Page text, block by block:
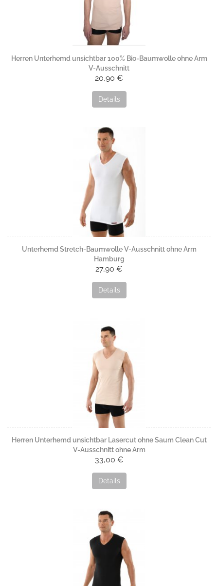
Herren Unterhemd unsichtbar 100% Bio-Baumwolle ohne Arm
V-Ausschnitt
20,90 €
Details
Unterhemd Stretch-Baumwolle V-Ausschnitt ohne Arm
Hamburg
27,90 €
Details
Herren Unterhemd unsichtbar Lasercut ohne Saum Clean Cut
V-Ausschnitt ohne Arm
33,00 €
Details